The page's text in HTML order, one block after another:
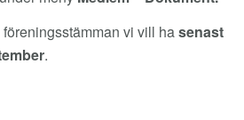
vi vill hasenast
.